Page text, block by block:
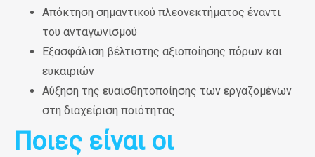
Απόκτηση σημαντικού πλεονεκτήματος έναντι
του ανταγωνισμού
Εξασφάλιση βέλτιστης αξιοποίησης πόρων και
ευκαιριών
Αύξηση της ευαισθητοποίησης των εργαζομένων
στη διαχείριση ποιότητας
Ποιες είναι οι